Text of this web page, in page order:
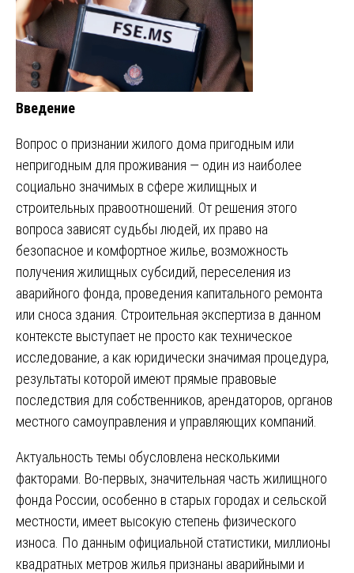
Введение
Вопрос о признании жилого дома пригодным или
непригодным для проживания — один из наиболее
социально значимых в сфере жилищных и
строительных правоотношений. От решения этого
вопроса зависят судьбы людей, их право на
безопасное и комфортное жилье, возможность
получения жилищных субсидий, переселения из
аварийного фонда, проведения капитального ремонта
или сноса здания. Строительная экспертиза в данном
контексте выступает не просто как техническое
исследование, а как юридически значимая процедура,
результаты которой имеют прямые правовые
последствия для собственников, арендаторов, органов
местного самоуправления и управляющих компаний.
Актуальность темы обусловлена несколькими
факторами. Во-первых, значительная часть жилищного
фонда России, особенно в старых городах и сельской
местности, имеет высокую степень физического
износа. По данным официальной статистики, миллионы
квадратных метров жилья признаны аварийными и